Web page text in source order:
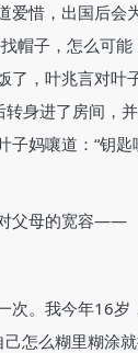
爱惜，出国后会
帽子，怎么可
，叶兆言对叶
身进了房间，
妈嚷道：“钥
父母的宽容——
次。我今年16
怎么糊里糊涂